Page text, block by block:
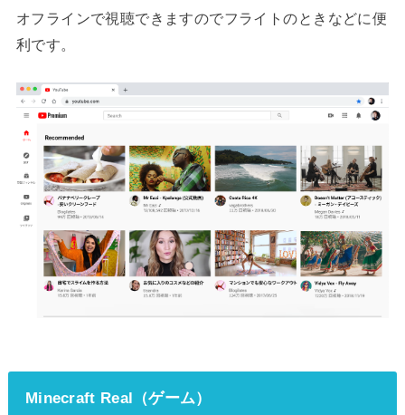
オフラインで視聴できますのでフライトのときなどに便
利です。
Minecraft Real（ゲーム）